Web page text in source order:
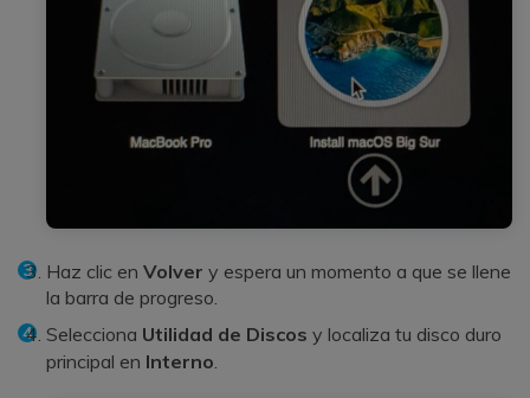
Haz clic en Volver y espera un momento a que se llene
la barra de progreso.
Selecciona Utilidad de Discos y localiza tu disco duro
principal en Interno